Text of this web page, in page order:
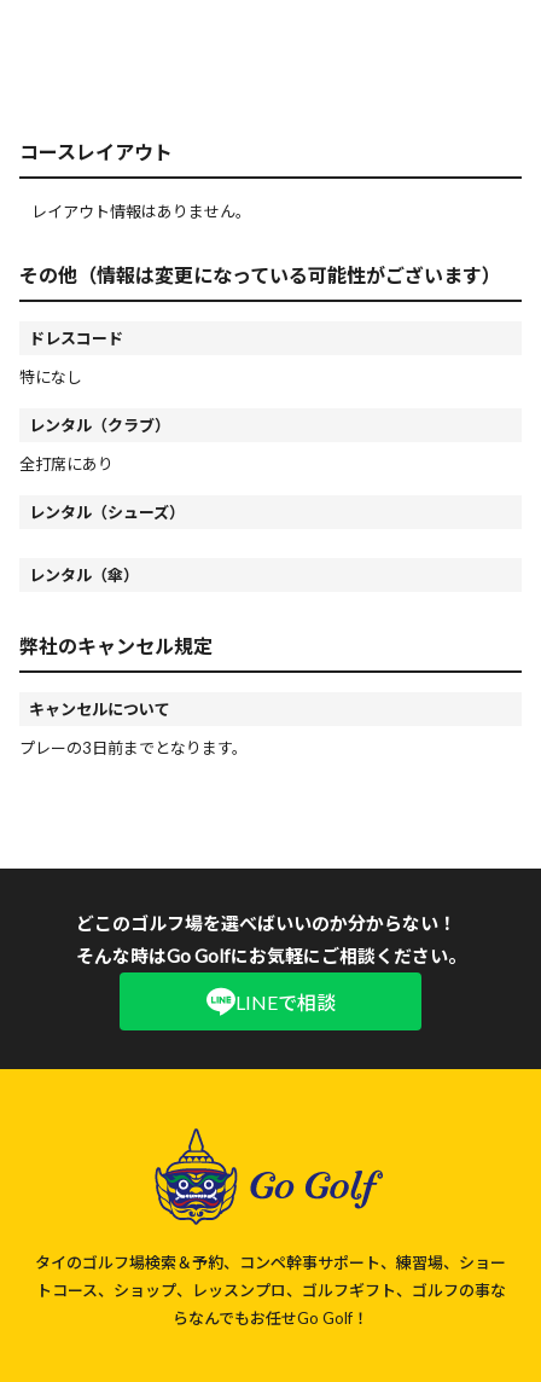
コースレイアウト
レイアウト情報はありません。
その他（情報は変更になっている可能性がございます）
ドレスコード
特になし
レンタル（クラブ）
全打席にあり
レンタル（シューズ）
レンタル（傘）
弊社のキャンセル規定
キャンセルについて
プレーの3日前までとなります。
どこのゴルフ場を選べばいいのか分からない！
そんな時はGo Golfにお気軽にご相談ください。
LINEで相談
タイのゴルフ場検索＆予約、コンペ幹事サポート、練習場、ショー
トコース、ショップ、レッスンプロ、ゴルフギフト、ゴルフの事な
らなんでもお任せGo Golf！